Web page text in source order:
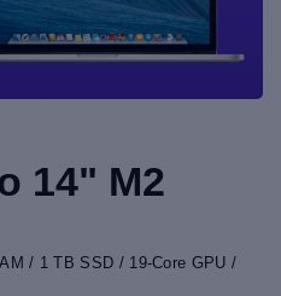
14" M2
/ 1 TB SSD / 19-Core GPU /